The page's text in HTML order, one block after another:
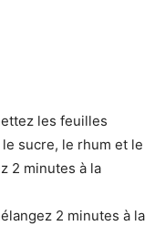
les feuilles
sucre, le rhum et le
2 minutes à la
2 minutes à la